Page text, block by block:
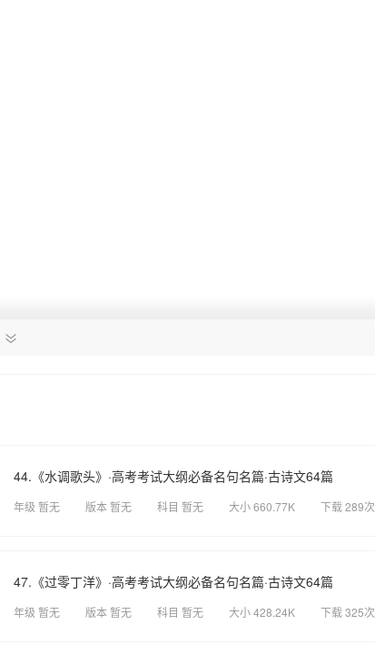
44.《水调歌头》·高考考试大纲必备名句名篇·古诗文64篇
年级 暂无 版本 暂无 科目 暂无 大小 660.77K 下载 289次
47.《过零丁洋》·高考考试大纲必备名句名篇·古诗文64篇
年级 暂无 版本 暂无 科目 暂无 大小 428.24K 下载 325次